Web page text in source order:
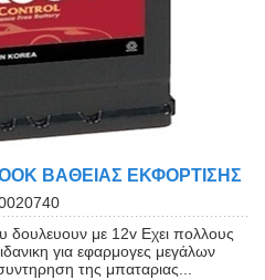
ΒΑΘΕΙΑΣ ΕΚΦΟΡΤΙΣΗΣ
δουλευουν με 12v Εχει πολλους
για εφαρμογες μεγάλων
της μπαταριας...